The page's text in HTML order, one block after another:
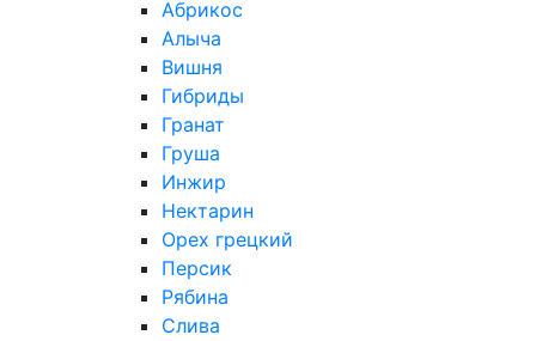
Абрикос
Алыча
Вишня
Гибриды
Гранат
Груша
Инжир
Нектарин
Орех грецкий
Персик
Рябина
Слива